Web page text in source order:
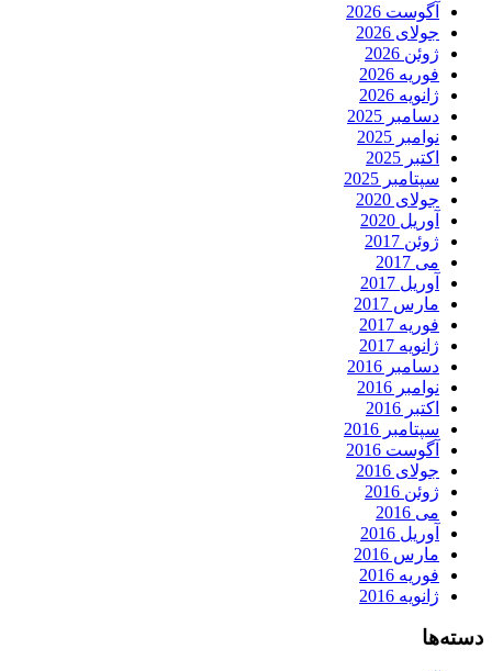
آگوست 2026
جولای 2026
ژوئن 2026
فوریه 2026
ژانویه 2026
دسامبر 2025
نوامبر 2025
اکتبر 2025
سپتامبر 2025
جولای 2020
آوریل 2020
ژوئن 2017
می 2017
آوریل 2017
مارس 2017
فوریه 2017
ژانویه 2017
دسامبر 2016
نوامبر 2016
اکتبر 2016
سپتامبر 2016
آگوست 2016
جولای 2016
ژوئن 2016
می 2016
آوریل 2016
مارس 2016
فوریه 2016
ژانویه 2016
دسته‌ها